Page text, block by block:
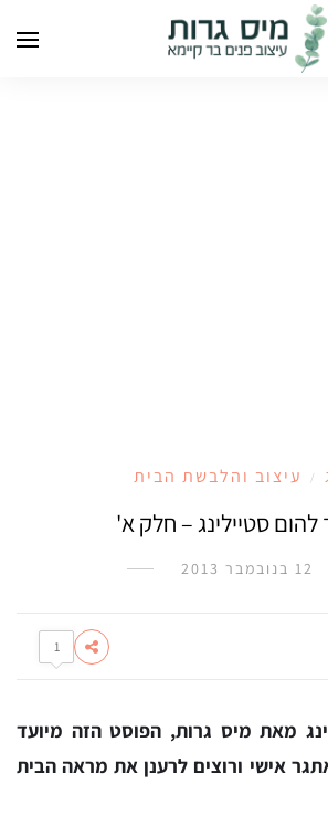
/ עיצוב והלבשת הבית
להום סטיילינג – חלק א'
12 בנובמבר 2013
1
מאת מיס גרות, הפוסט הזה מיועד
אישי ורוצים לרענן את מראה הבית